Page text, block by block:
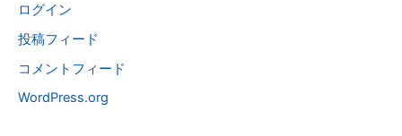
ログイン
投稿フィード
コメントフィード
WordPress.org